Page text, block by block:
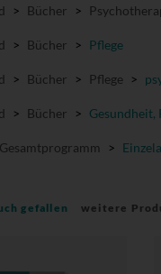
> Bücher >
> Bücher > Pflege
> Bücher > Pflege >
> Bücher > Gesundheit,
Gesamtprogramm >
gefallen weitere